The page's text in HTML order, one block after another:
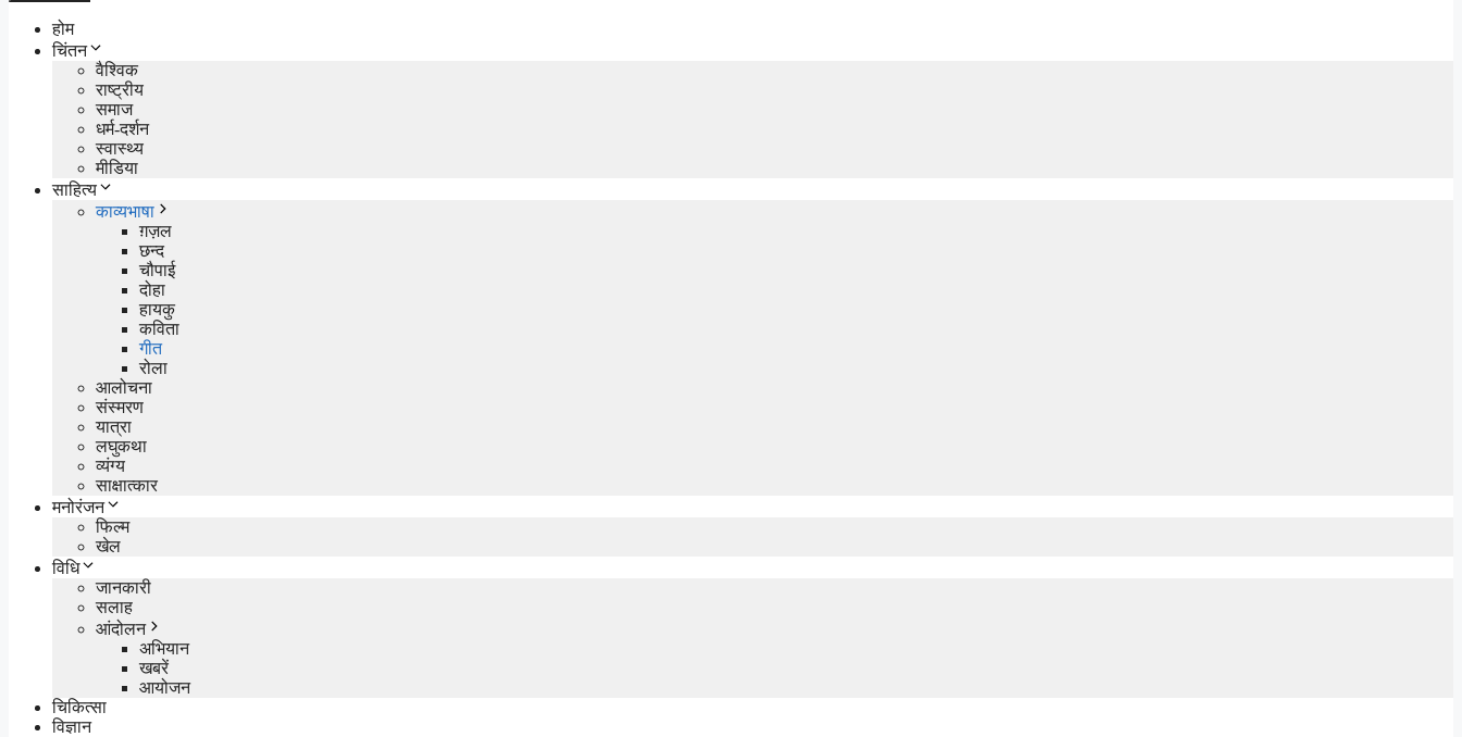
होम
चिंतन
वैश्विक
राष्ट्रीय
समाज
धर्म-दर्शन
स्वास्थ्य
मीडिया
साहित्य
काव्यभाषा
ग़ज़ल
छन्द
चौपाई
दोहा
हायकु
कविता
गीत
रोला
आलोचना
संस्मरण
यात्रा
लघुकथा
व्यंग्य
साक्षात्कार
मनोरंजन
फिल्म
खेल
विधि
जानकारी
सलाह
आंदोलन
अभियान
खबरें
आयोजन
चिकित्सा
विज्ञान